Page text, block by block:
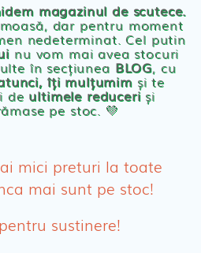
FEMEI
Urinara
magazinul de scutece.
dar pentru moment
nedeterminat. Cel putin
nu vom mai avea stocuri
în secțiunea BLOG, cu
îți mulțumimși te
de ultimele reduceriși
pe stoc. 💛
mici preturi la toate
mai sunt pe stoc!
sustinere!